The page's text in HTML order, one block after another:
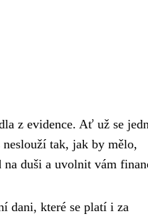
z evidence. Ať už se
tak, jak by mělo,
duši a uvolnit vám
dani, které se platí i za